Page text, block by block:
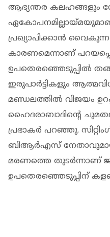
ആഭ്യന്തര കലഹങ്ങളും
പ്രഖ്യാപിക്കാന്‍
കാരണമെന്നാണ്
ഉപതെരഞ്ഞെടുപ്പില്‍
ഇരുപാര്‍ട്ടികളും
മണ്ഡലത്തിൽ വിജയം
ഹെെദരാബാദിന്‍റെ
പ്രഭാകർ പറഞ്ഞു.
ബിആര്‍എസ് നേതാവുമായ
മരണത്തെ തുടര്‍ന്നാണ്
ഉപതെരഞ്ഞെടുപ്പിന്